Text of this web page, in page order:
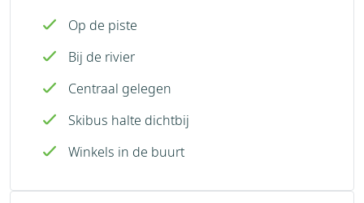
Op de piste
Bij de rivier
Centraal gelegen
Skibus halte dichtbij
Winkels in de buurt